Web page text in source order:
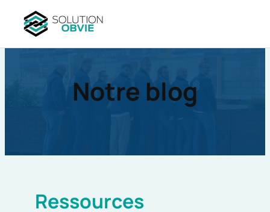
Aller
contenu
Notre blog
Ressources